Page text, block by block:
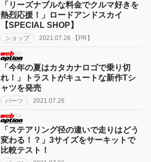
「リーズナブルな料金でクルマ好きを
熱烈応援！」ロードアンドスカイ
【SPECIAL SHOP】
ショップ 2021.07.26 【PR】
「今年の夏はカタカナロゴで乗り切
れ！」トラストがキュートな新作Tシ
ャツを発売
パーツ 2021.07.26
「ステアリング径の違いで走りはどう
変わる！？」3サイズをサーキットで
比較テスト！